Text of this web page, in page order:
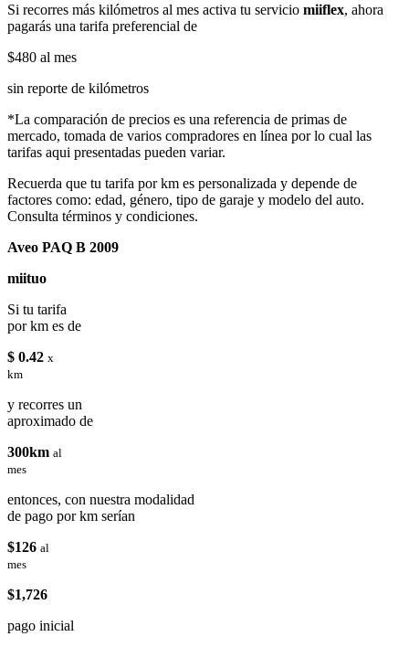
Si recorres más kilómetros al mes activa tu servicio miiflex, ahora
pagarás una tarifa preferencial de
$480 al mes
sin reporte de kilómetros
*La comparación de precios es una referencia de primas de
mercado, tomada de varios compradores en línea por lo cual las
tarifas aqui presentadas pueden variar.
Recuerda que tu tarifa por km es personalizada y depende de
factores como: edad, género, tipo de garaje y modelo del auto.
Consulta términos y condiciones.
Aveo PAQ B 2009
miituo
Si tu tarifa
por km es de
$ 0.42 x
km
y recorres un
aproximado de
300km al
mes
entonces, con nuestra modalidad
de pago por km serían
$126 al
mes
$1,726
pago inicial